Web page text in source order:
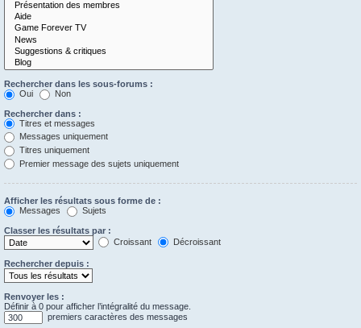
Rechercher dans les sous-forums :
Oui
Non
Rechercher dans :
Titres et messages
Messages uniquement
Titres uniquement
Premier message des sujets uniquement
Afficher les résultats sous forme de :
Messages
Sujets
Classer les résultats par :
Croissant
Décroissant
Rechercher depuis :
Renvoyer les :
Définir à 0 pour afficher l’intégralité du message.
premiers caractères des messages